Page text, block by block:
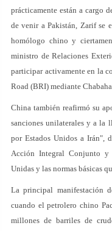
prácticamente están a cargo
de venir a Pakistán, Zarif se
homólogo chino y
ministro de Relaciones
participar activamente en la
Road (BRI) mediante
China también reafirmó su
sanciones unilaterales y a la
por Estados Unidos a Irán",
Acción Integral Conjunto y
Unidas y las normas básicas
La principal manifestación
cuando el petrolero chino
millones de barriles de